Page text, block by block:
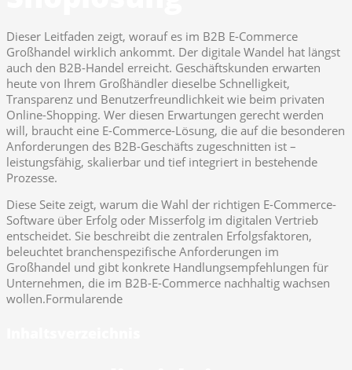
Dieser Leitfaden zeigt, worauf es im B2B E-Commerce
Großhandel wirklich ankommt. Der digitale Wandel hat längst
auch den B2B-Handel erreicht. Geschäftskunden erwarten
heute von Ihrem Großhändler dieselbe Schnelligkeit,
Transparenz und Benutzerfreundlichkeit wie beim privaten
Online-Shopping. Wer diesen Erwartungen gerecht werden
will, braucht eine E-Commerce-Lösung, die auf die besonderen
Anforderungen des B2B-Geschäfts zugeschnitten ist –
leistungsfähig, skalierbar und tief integriert in bestehende
Prozesse.
Diese Seite zeigt, warum die Wahl der richtigen E-Commerce-
Software über Erfolg oder Misserfolg im digitalen Vertrieb
entscheidet. Sie beschreibt die zentralen Erfolgsfaktoren,
beleuchtet branchenspezifische Anforderungen im
Großhandel und gibt konkrete Handlungsempfehlungen für
Unternehmen, die im B2B-E-Commerce nachhaltig wachsen
wollen.Formularende